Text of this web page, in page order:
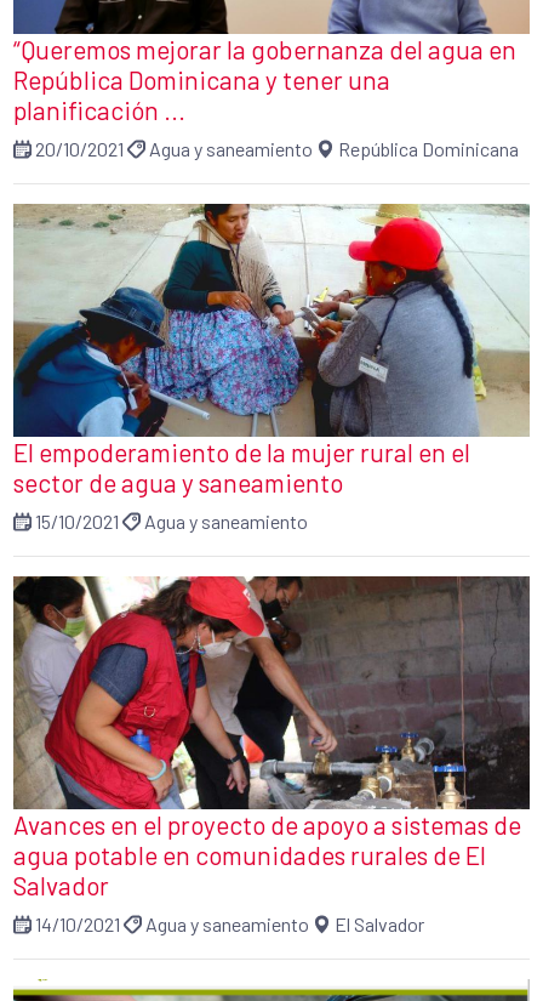
“Queremos mejorar la gobernanza del agua en
República Dominicana y tener una
planificación ...
20/10/2021 Agua y saneamiento República Dominicana
El empoderamiento de la mujer rural en el
sector de agua y saneamiento
15/10/2021 Agua y saneamiento
Avances en el proyecto de apoyo a sistemas de
agua potable en comunidades rurales de El
Salvador
14/10/2021 Agua y saneamiento El Salvador